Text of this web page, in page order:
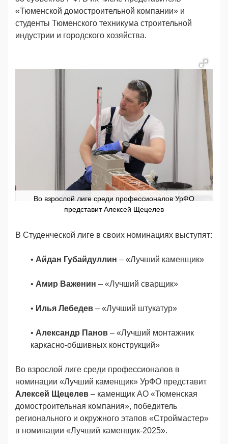
«Тюменской домостроительной компании» и
студенты Тюменского техникума строительной
индустрии и городского хозяйства.
Во взрослой лиге среди профессионалов УрФО
представит Алексей Щецелев
В Студенческой лиге в своих номинациях выступят:
• Айдан Губайдуллин – «Лучший каменщик»
• Амир Важенин – «Лучший сварщик»
• Илья Лебедев – «Лучший штукатур»
• Александр Панов – «Лучший монтажник
каркасно-обшивных конструкций»
Во взрослой лиге среди профессионалов в
номинации «Лучший каменщик» УрФО представит
Алексей Щецелев – каменщик АО «Тюменская
домостроительная компания», победитель
регионального и окружного этапов «Строймастер»
в номинации «Лучший каменщик-2025».